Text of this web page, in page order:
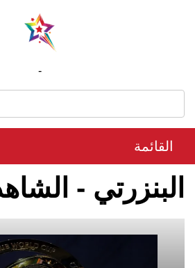
-
القائمة
البنزرتي -